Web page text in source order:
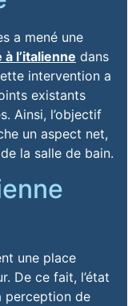
a mené une
l’italienne dans
intervention a
existants
Ainsi, l’objectif
un aspect net,
la salle de bain.
une place
De ce fait, l’état
perception de